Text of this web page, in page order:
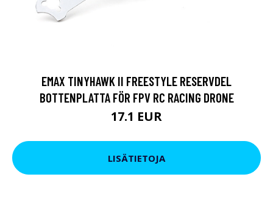
EMAX TINYHAWK II FREESTYLE RESERVDEL
BOTTENPLATTA FÖR FPV RC RACING DRONE
17.1 EUR
LISÄTIETOJA